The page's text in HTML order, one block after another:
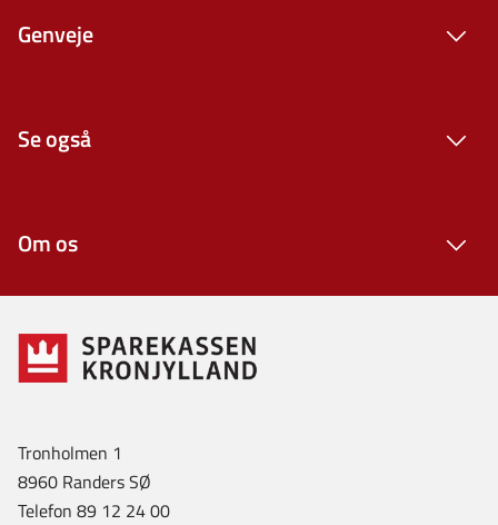
Genveje
Se også
Om os
Tronholmen 1
8960 Randers SØ
Telefon 89 12 24 00